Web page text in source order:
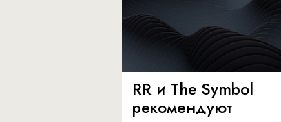
RR и The Symbol
рекомендуют